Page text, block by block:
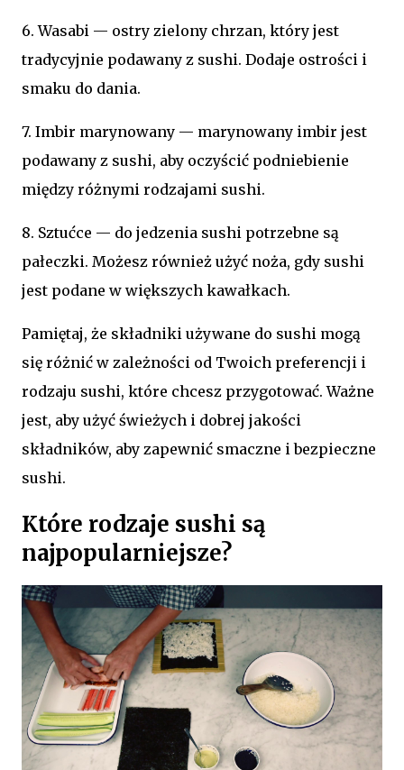
6. Wasabi — ostry zielony chrzan, który jest
tradycyjnie podawany z sushi. Dodaje ostrości i
smaku do dania.
7. Imbir marynowany — marynowany imbir jest
podawany z sushi, aby oczyścić podniebienie
między różnymi rodzajami sushi.
8. Sztućce — do jedzenia sushi potrzebne są
pałeczki. Możesz również użyć noża, gdy sushi
jest podane w większych kawałkach.
Pamiętaj, że składniki używane do sushi mogą
się różnić w zależności od Twoich preferencji i
rodzaju sushi, które chcesz przygotować. Ważne
jest, aby użyć świeżych i dobrej jakości
składników, aby zapewnić smaczne i bezpieczne
sushi.
Które rodzaje sushi są
najpopularniejsze?